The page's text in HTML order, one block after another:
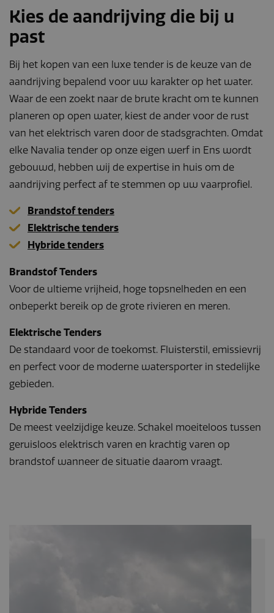
Kies de aandrijving die bij u
past
Bij het kopen van een luxe tender is de keuze van de
aandrijving bepalend voor uw karakter op het water.
Waar de een zoekt naar de brute kracht om te kunnen
planeren op open water, kiest de ander voor de rust
van het elektrisch varen door de stadsgrachten. Omdat
elke Navalia tender op onze eigen werf in Ens wordt
gebouwd, hebben wij de expertise in huis om de
aandrijving perfect af te stemmen op uw vaarprofiel.
Brandstof tenders
Elektrische tenders
Hybride tenders
Brandstof Tenders
Voor de ultieme vrijheid, hoge topsnelheden en een
onbeperkt bereik op de grote rivieren en meren.
Elektrische Tenders
De standaard voor de toekomst. Fluisterstil, emissievrij
en perfect voor de moderne watersporter in stedelijke
gebieden.
Hybride Tenders
De meest veelzijdige keuze. Schakel moeiteloos tussen
geruisloos elektrisch varen en krachtig varen op
brandstof wanneer de situatie daarom vraagt.